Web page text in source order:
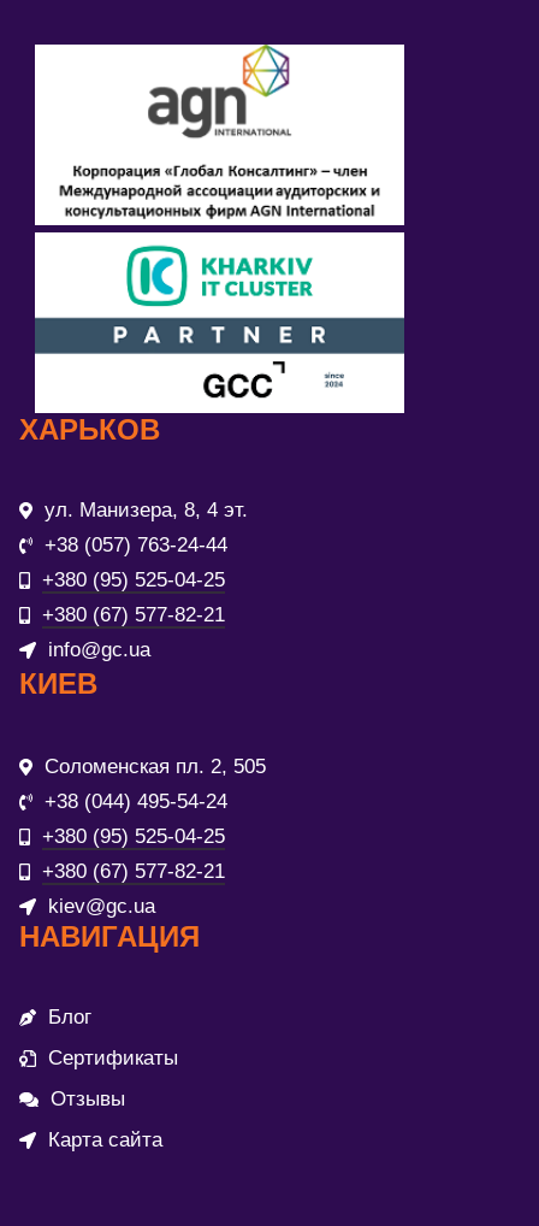
ХАРЬКОВ
ул. Манизера, 8, 4 эт.
+38 (057) 763-24-44
+380 (95) 525-04-25
+380 (67) 577-82-21
info@gc.ua
КИЕВ
Соломенская пл. 2, 505
+38 (044) 495-54-24
+380 (95) 525-04-25
+380 (67) 577-82-21
kiev@gc.ua
НАВИГАЦИЯ
Блог
Сертификаты
Отзывы
Карта сайта